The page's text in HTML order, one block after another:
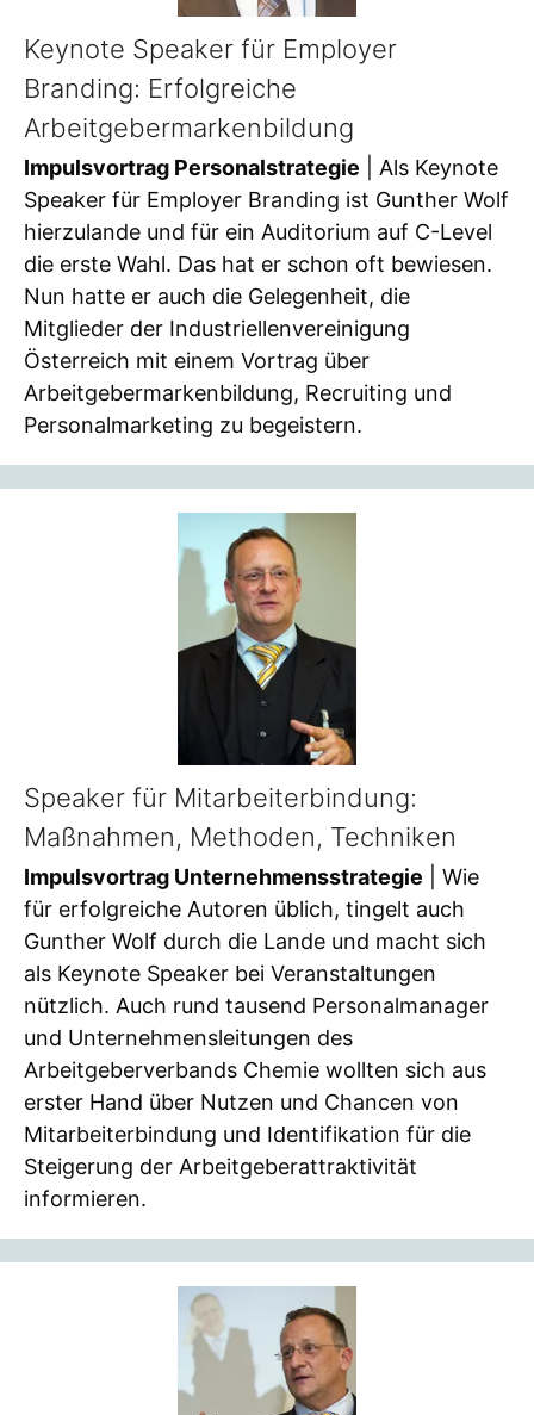
Keynote Speaker für Employer
Branding: Erfolgreiche
Arbeitgebermarkenbildung
Impulsvortrag Personalstrategie | Als Keynote
Speaker für Employer Branding ist Gunther Wolf
hierzulande und für ein Auditorium auf C-Level
die erste Wahl. Das hat er schon oft bewiesen.
Nun hatte er auch die Gelegenheit, die
Mitglieder der Industriellenvereinigung
Österreich mit einem Vortrag über
Arbeitgebermarkenbildung, Recruiting und
Personalmarketing zu begeistern.
Speaker für Mitarbeiterbindung:
Maßnahmen, Methoden, Techniken
Impulsvortrag Unternehmensstrategie | Wie
für erfolgreiche Autoren üblich, tingelt auch
Gunther Wolf durch die Lande und macht sich
als Keynote Speaker bei Veranstaltungen
nützlich. Auch rund tausend Personalmanager
und Unternehmensleitungen des
Arbeitgeberverbands Chemie wollten sich aus
erster Hand über Nutzen und Chancen von
Mitarbeiterbindung und Identifikation für die
Steigerung der Arbeitgeberattraktivität
informieren.